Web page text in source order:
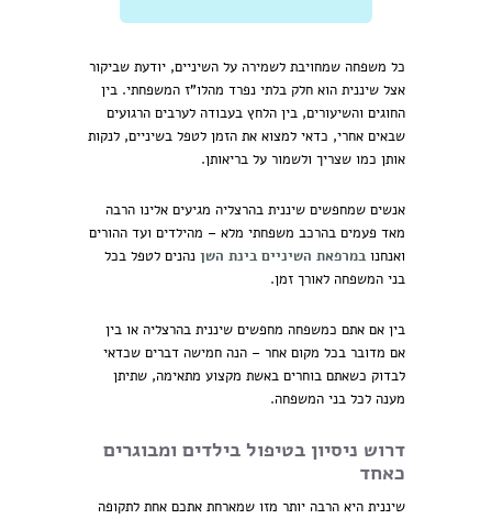
כל משפחה שמחויבת לשמירה על השיניים, יודעת שביקור
אצל שיננית הוא חלק בלתי נפרד מהלו"ז המשפחתי. בין
החוגים והשיעורים, בין הלחץ בעבודה לערבים הרגועים
שבאים אחרי, כדאי למצוא את הזמן לטפל בשיניים, לנקות
אותן כמו שצריך ולשמור על בריאותן.
אנשים שמחפשים שיננית בהרצליה מגיעים אלינו הרבה
מאד פעמים בהרכב משפחתי מלא – מהילדים ועד ההורים
ואנחנו במרפאת השיניים בינת השן נהנים לטפל בכל
בני המשפחה לאורך זמן.
בין אם אתם כמשפחה מחפשים שיננית בהרצליה או בין
אם מדובר בכל מקום אחר – הנה חמישה דברים שכדאי
לבדוק כשאתם בוחרים באשת מקצוע מתאימה, שתיתן
מענה לכל בני המשפחה.
דרוש ניסיון בטיפול בילדים ומבוגרים
כאחד
שיננית היא הרבה יותר מזו שמארחת אתכם אחת לתקופה